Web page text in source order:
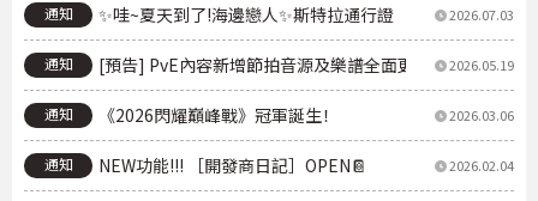
通知 ✨哇~夏天到了!海邊戀人✨斯特拉通行證 2026.07.03
通知 [預告] PvE內容新增節拍音源及樂譜全面更新指南2026.05.19
通知 《2026閃耀巔峰戰》冠軍誕生！ 2026.03.06
通知 NEW功能!!! ［開發商日記］OPEN📔 2026.02.04